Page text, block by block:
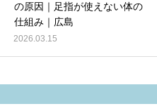
の原因｜足指が使えない体の
仕組み｜広島
2026.03.15